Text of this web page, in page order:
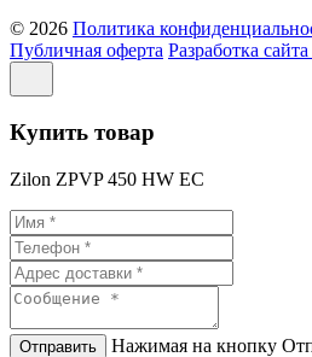
© 2026 Политика
Публичная оферта Разработка
Купить товар
Zilon ZPVP 450 HW EC
Отправить
Нажимая на кнопку